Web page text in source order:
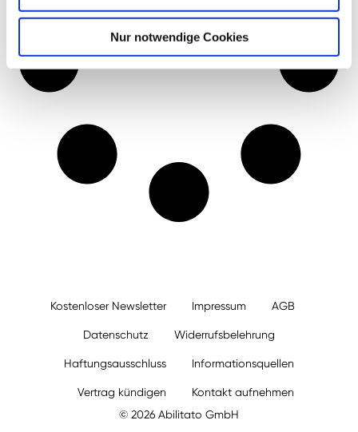
Nur notwendige Cookies
© 2026 Abilitato GmbH
Kostenloser Newsletter Impressum AGB
Datenschutz Widerrufsbelehrung
Haftungsausschluss Informationsquellen
Vertrag kündigen Kontakt aufnehmen